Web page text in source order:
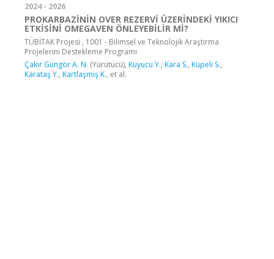
2024 - 2026
PROKARBAZİNİN OVER REZERVİ ÜZERİNDEKİ YIKICI
ETKİSİNİ OMEGAVEN ÖNLEYEBİLİR Mİ?
TÜBİTAK Projesi , 1001 - Bilimsel ve Teknolojik Araştırma
Projelerini Destekleme Programı
Çakır Güngör A. N. (Yürütücü), Kuyucu Y., Kara S., Küpeli S.,
Karataş Y., Kartlaşmış K., et al.